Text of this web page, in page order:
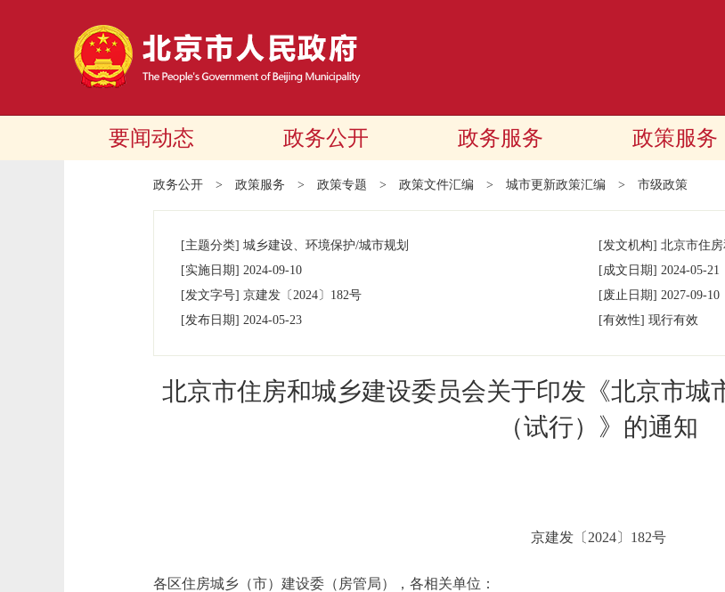
要闻动态 政务公开 政务服务 政策服务
政务公开 > 政策服务 > 政策专题 > 政策文件汇编 > 城市更新政策汇编 > 市级政策
[主题分类] 城乡建设、环境保护/城市规划 [发文机构] 北京市住
[实施日期] 2024-09-10 [成文日期] 2024-05-21
[发文字号] ​京建发 〔2024〕 182号 [废止日期] 2027-09-10
[发布日期] 2024-05-23 [有效性] 现行有效
北京市住房和城乡建设委员会关于印发《北京市城
（试行）》的通知
京建发〔2024〕182号
各区住房城乡（市）建设委（房管局），各相关单位：